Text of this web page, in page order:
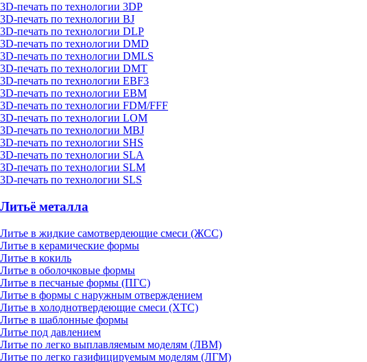
3D-печать по технологии 3DP
3D-печать по технологии BJ
3D-печать по технологии DLP
3D-печать по технологии DMD
3D-печать по технологии DMLS
3D-печать по технологии DMT
3D-печать по технологии EBF3
3D-печать по технологии EBM
3D-печать по технологии FDM/FFF
3D-печать по технологии LOM
3D-печать по технологии MBJ
3D-печать по технологии SHS
3D-печать по технологии SLA
3D-печать по технологии SLM
3D-печать по технологии SLS
Литьё металла
Литье в жидкие самотвердеющие смеси (ЖСС)
Литье в керамические формы
Литье в кокиль
Литье в оболочковые формы
Литье в песчаные формы (ПГС)
Литье в формы с наружным отверждением
Литье в холоднотвердеющие смеси (ХТС)
Литье в шаблонные формы
Литье под давлением
Литье по легко выплавляемым моделям (ЛВМ)
Литье по легко газифицируемым моделям (ЛГМ)